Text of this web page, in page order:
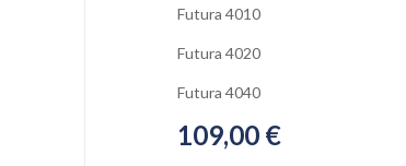
Futura 4010
Futura 4020
Futura 4040
109,00 €